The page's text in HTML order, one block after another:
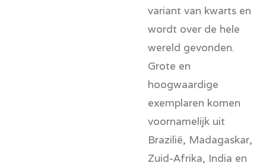
variant van kwarts en
wordt over de hele
wereld gevonden.
Grote en
hoogwaardige
exemplaren komen
voornamelijk uit
Brazilië, Madagaskar,
Zuid-Afrika, India en